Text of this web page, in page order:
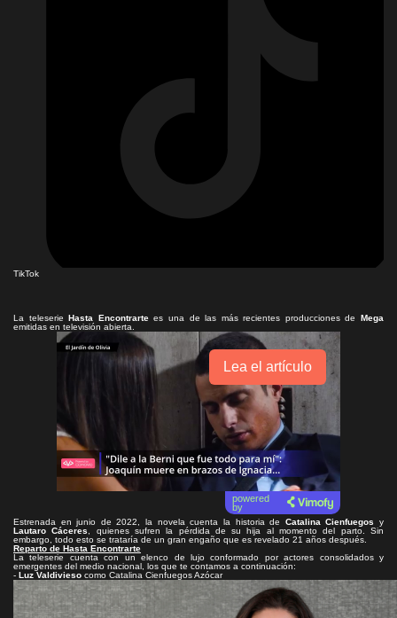
TikTok
La teleserieHasta Encontrartees una de las más recientes producciones deMega
emitidas en televisión abierta.
Lea el artículo
powered
by
Estrenada en junio de 2022, la novela cuenta la historia de Catalina Cienfuegos
y
Lautaro Cáceres
, quienes sufren la pérdida de su hija al momento del parto. Sin
embargo, todo esto se trataría de un gran engaño que es revelado 21 años después.
Reparto de Hasta Encontrarte
La teleserie cuenta con un elenco de lujo conformado por actores consolidados y
emergentes del medio nacional, los que te contamos a continuación:
- Luz Valdivieso como Catalina Cienfuegos Azócar